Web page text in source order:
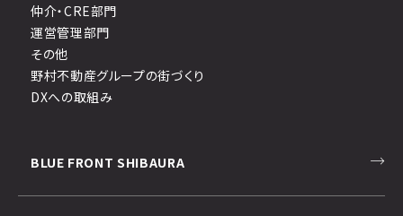
仲介・CRE部門
運営管理部門
その他
野村不動産グループの街づくり
DXへの取組み
BLUE FRONT SHIBAURA